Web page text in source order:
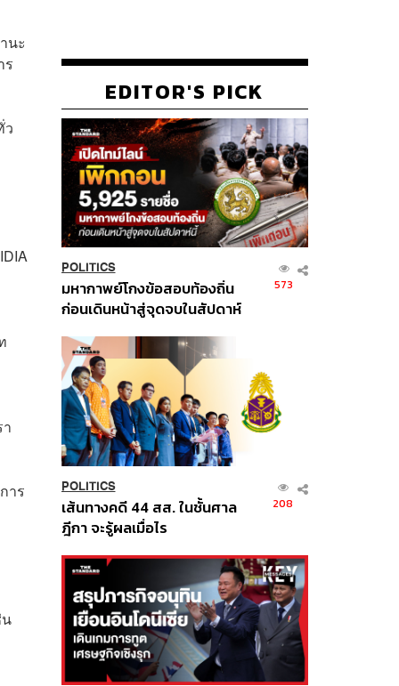
นะ
ร
ว
าร
EDITOR'S PICK
POLITICS
มหากาพย์โกงข้อสอบท้องถิ่น
ก่อนเดินหน้าสู่จุดจบในสัปดาห์
573
POLITICS
เส้นทางคดี 44 สส. ในชั้นศาล
ฎีกา จะรู้ผลเมื่อไร
208